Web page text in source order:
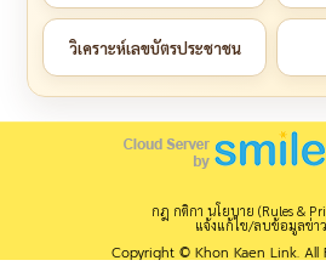
วิเคราะห์เลขบัตรประชาชน
กฎ กติกา นโยบาย (Rules &
แจ้งแก้ไข/ลบข้อมูลข่า
Copyright © Khon Kaen Link. All